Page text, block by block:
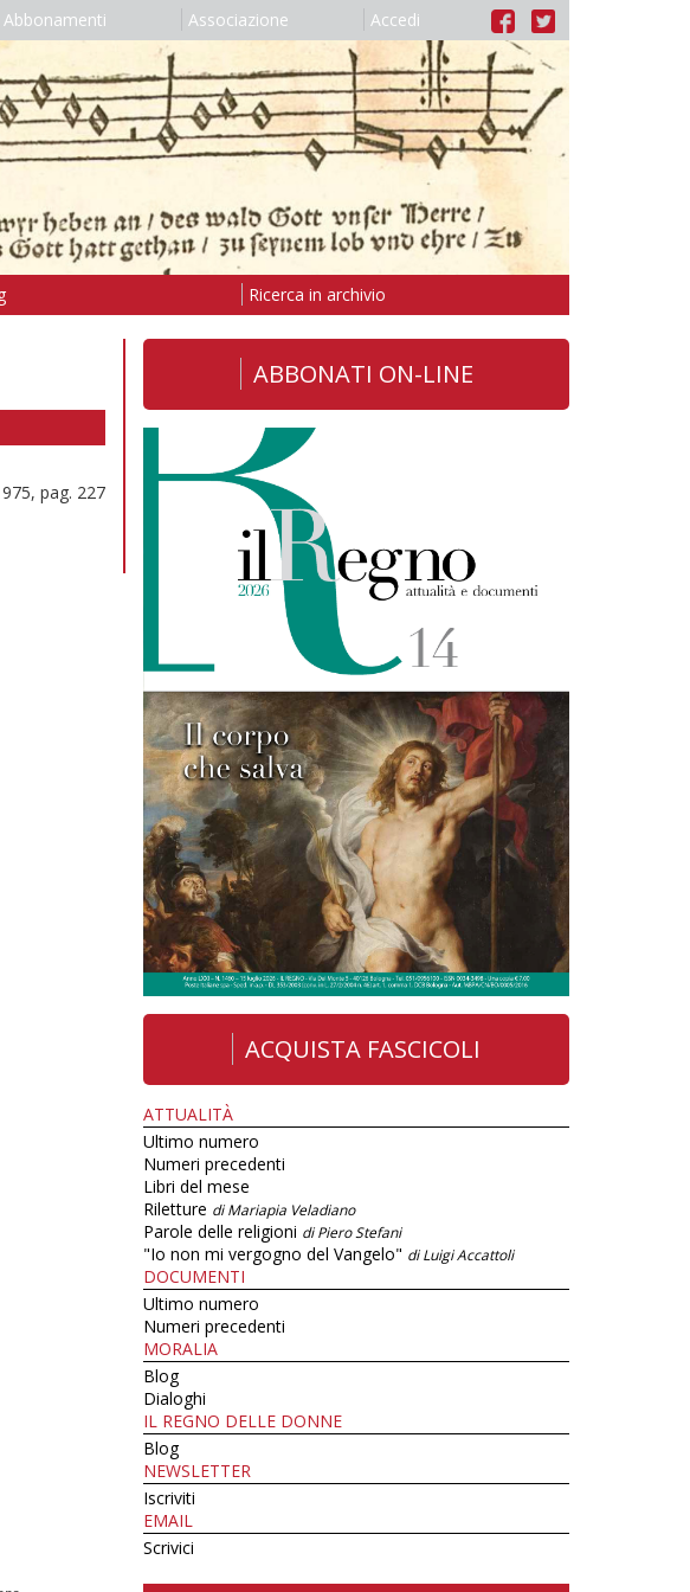
Abbonamenti Associazione Accedi
Ricerca in archivio
pag. 227
ABBONATI ON-LINE
ACQUISTA FASCICOLI
ATTUALITÀ
Ultimo numero
Numeri precedenti
Libri del mese
Riletture di Mariapia Veladiano
Parole delle religioni di Piero Stefani
"Io non mi vergogno del Vangelo" di Luigi Accattoli
DOCUMENTI
Ultimo numero
Numeri precedenti
MORALIA
Blog
Dialoghi
IL REGNO DELLE DONNE
Blog
NEWSLETTER
Iscriviti
EMAIL
Scrivici